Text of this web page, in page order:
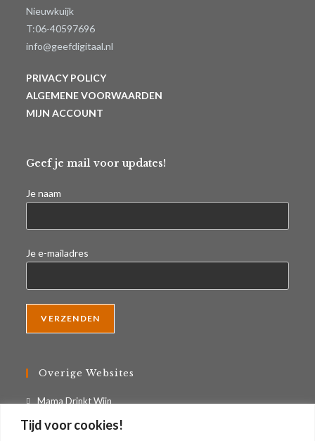
Tijd voor cookies!
Nieuwkuijk
T:06-40597696
info@geefdigitaal.nl
PRIVACY POLICY
ALGEMENE VOORWAARDEN
MIJN ACCOUNT
Geef je mail voor updates!
Je naam
Je e-mailadres
Overige Websites
Mama Drinkt Wijn
Fun Wine LabelsOpent